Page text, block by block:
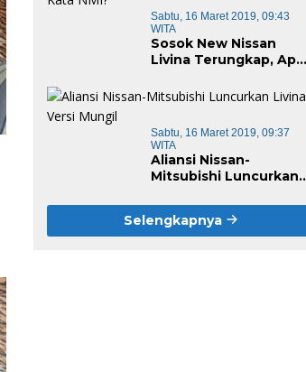
Sabtu, 16 Maret 2019, 09:43
WITA
Sosok New Nissan
Livina Terungkap, Apa
Sabtu, 16 Maret 2019, 09:37
WITA
Aliansi Nissan-
Mitsubishi Luncurkan
Selengkapnya